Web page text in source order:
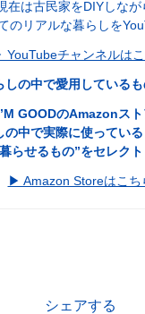
在は古民家をDIYしなが
のリアルな暮らしを
YouTubeチャンネルは
しの中で愛用している
GOODのAmazonスト
の中で実際に使っている
らせるもの”をセレク
▶︎ Amazon Storeはこち
シェアする